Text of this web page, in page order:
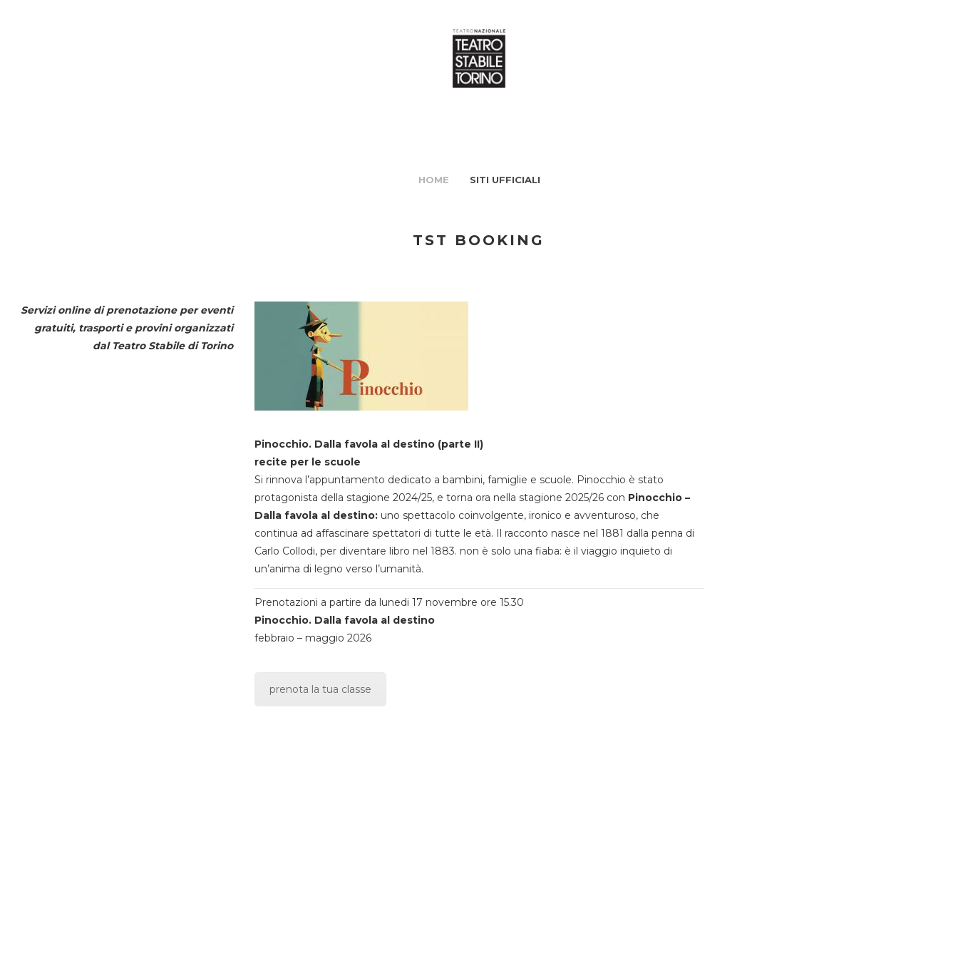
HOME SITI UFFICIALI
TST BOOKING
Servizi online di prenotazione per eventi
gratuiti, trasporti e provini organizzati
dal Teatro Stabile di Torino
Pinocchio. Dalla favola al destino (parte II)
recite per le scuole
Si rinnova l’appuntamento dedicato a bambini, famiglie e scuole. Pinocchio è stato
protagonista della stagione 2024/25, e torna ora nella stagione 2025/26 con Pinocchio –
Dalla favola al destino:uno spettacolo coinvolgente, ironico e avventuroso, che
continua ad affascinare spettatori di tutte le età. Il racconto nasce nel 1881 dalla penna di
Carlo Collodi, per diventare libro nel 1883. non è solo una fiaba: è il viaggio inquieto di
un’anima di legno verso l’umanità.
Prenotazioni a partire da lunedi 17 novembre ore 15.30
Pinocchio. Dalla favola al destino
febbraio – maggio 2026
prenota la tua classe